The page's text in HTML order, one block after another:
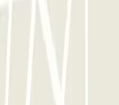
entrer et sortir du